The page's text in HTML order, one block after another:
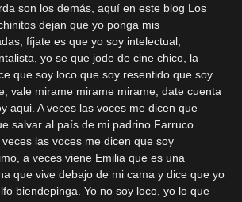
son los demás, aquí en este blog Los
dejan que yo ponga mis
fíjate es que yo soy intelectual,
yo se que jode de cine chico, la
que soy loco que soy resentido que soy
vale mirame mirame mirame, date cuenta
aqui. A veces las voces me dicen que
salvar al país de mi padrino Farruco
las voces me dicen que soy
a veces viene Emilia que es una
que vive debajo de mi cama y dice que yo
biendepinga. Yo no soy loco, yo lo que